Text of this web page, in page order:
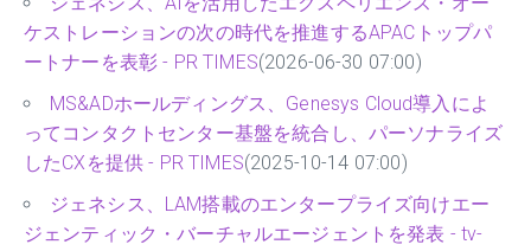
ケストレーションの次の時代を推進するAPACトップパ
ートナーを表彰 - PR TIMES(2026-06-30 07:00)
MS&ADホールディングス、Genesys Cloud導入によ
ってコンタクトセンター基盤を統合し、パーソナライズ
したCXを提供 - PR TIMES(2025-10-14 07:00)
ジェネシス、LAM搭載のエンタープライズ向けエー
ジェンティック・バーチャルエージェントを発表 - tv-